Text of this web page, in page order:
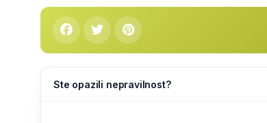
Ste opazili nepravilnost?